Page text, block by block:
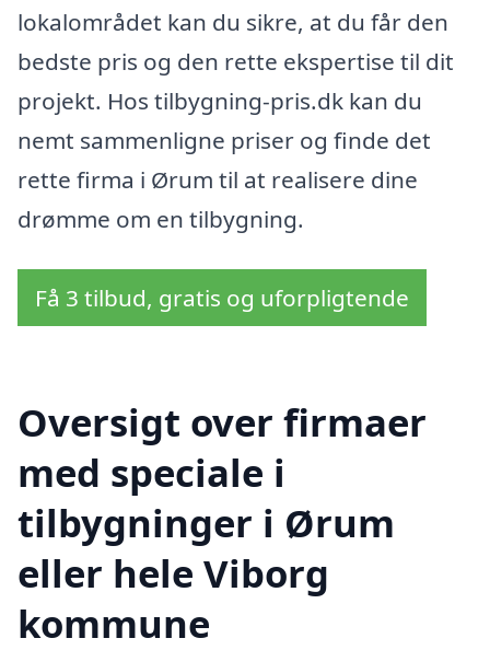
lokalområdet kan du sikre, at du får den
bedste pris og den rette ekspertise til dit
projekt. Hos tilbygning-pris.dk kan du
nemt sammenligne priser og finde det
rette firma i Ørum til at realisere dine
drømme om en tilbygning.
Få 3 tilbud, gratis og uforpligtende
Oversigt over firmaer
med speciale i
tilbygninger i Ørum
eller hele Viborg
kommune